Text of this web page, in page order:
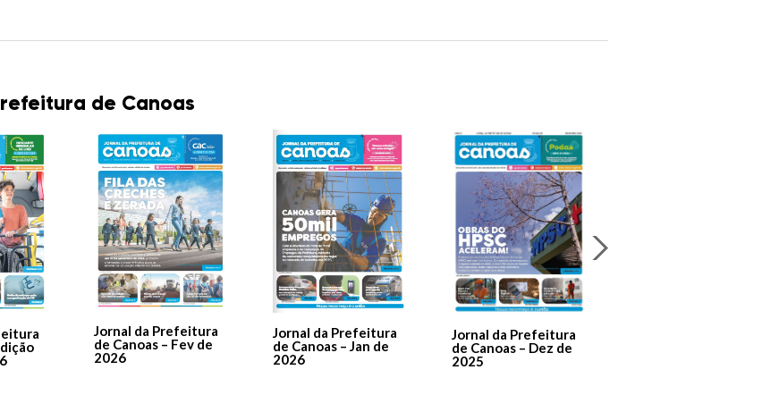
de Canoas
Jornal da Prefeitura
de Canoas – Fev de
2026
Jornal da Prefeitura
de Canoas – Jan de
2026
Jornal da Prefeitura
de Canoas – Dez de
2025